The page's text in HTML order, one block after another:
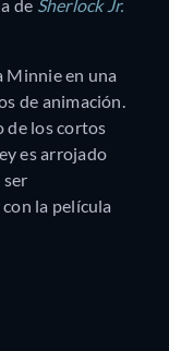
de Sherlock Jr.
Minnie en una
de animación.
de los cortos
es arrojado
ser
la película